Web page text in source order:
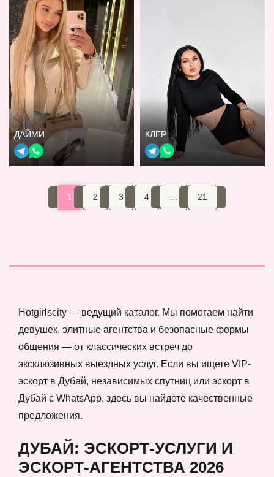
ДАЙМИ КЛЕР
1 2 3 4 21
Hotgirlscity — ведущий каталог. Мы помогаем найти
девушек, элитные агентства и безопасные формы
общения — от классических встреч до
эксклюзивных выездных услуг. Если вы ищете VIP-
эскорт в Дубай, независимых спутниц или эскорт в
Дубай с WhatsApp, здесь вы найдете качественные
предложения.
ДУБАЙ: ЭСКОРТ-УСЛУГИ И
ЭСКОРТ-АГЕНТСТВА 2026